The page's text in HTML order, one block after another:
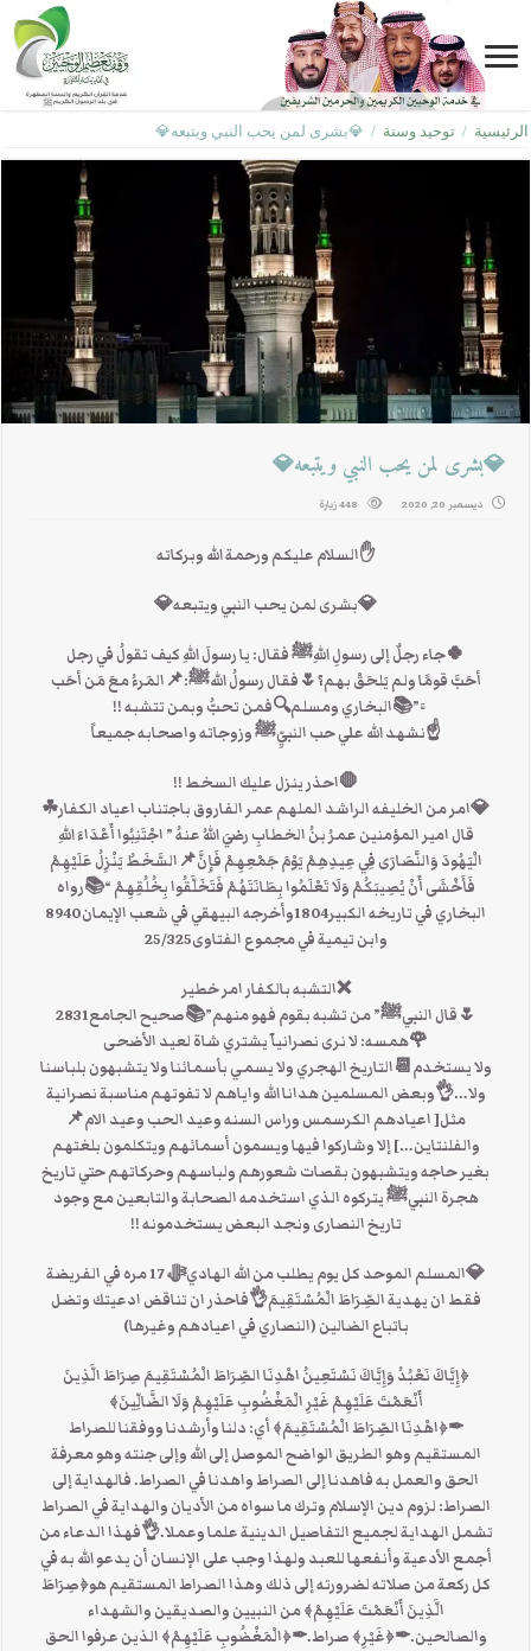
الرئيسية / توحيد وسنة / 💎بشرى لمن يحب النبي ويتبعه💎
💎بشرى لمن يحب النبي ويتبعه💎
ديسمبر 20, 2020 448 زيارة
✋السلام عليكم ورحمة الله وبركاته
💎بشرى لمن يحب النبي ويتبعه💎
🍀جاء رجلٌ إلى رسولِ اللهِﷺ فقال: يا رسولَ اللهِ كيف تقولُ في رجل
أحَبَّ قومًا ولم يَلحَقْ بهم؟🌷فقال رسولُ اللهﷺ:📌المَرءُ معَ مَن أحَب
َّ”📚البخاري ومسلم🔍فمن تحبُّ وبمن تتشبه !!
☝نشهد الله علي حب النبيِّﷺ وزوجاته واصحابه جميعاً
🛑احذر ينزل عليك السخط !!
💎امر من الخليفه الراشد الملهم عمر الفاروق باجتناب اعياد الكفار☘
قال امير المؤمنين عمرُ بنُ الخطابِ رضيَ اللهُ عنهُ ” اجْتَنِبُوا أَعْدَاءَ اللهِ
الْيَهُودَ وَالنَّصَارَى فِي عِيدِهِمْ يَوْمَ جَمْعِهِمْ فَإِنَّ📌السَّخَطُ يَنْزِلُ عَلَيْهِمْ
فَأَخْشَى أَنْ يُصِيبَكُمْ وَلَا تَعْلَمُوا بِطَانَتَهُمْ فَتَخَلَّقُوا بِخُلُقِهِمْ “📚رواه
البخاري في تاريخه الكبير1804وأخرجه البيهقي في شعب الإيمان8940
وابن تيمية في مجموع الفتاوى25/325
❌التشبه بالكفار امر خطير
🌷قال النبيﷺ” من تشبه بقوم فهو منهم”📚صحيح الجامع2831
🌹همسه: لا نرى نصرانيآ يشتري شاة لعيد الأضحى
ولا يستخدم📆التاريخ الهجري ولا يسمي بأسمائنا ولا يتشبهون بلباسنا
ولا…👌وبعض المسلمين هدانا الله واياهم لا تفوتهم مناسبة نصرانية
مثل[ اعيادهم الكرسمس وراس السنه وعيد الحب وعيد الام📌
والفلنتاين…] إلا وشاركوا فيها ويسمون أسمائهم ويتكلمون بلغتهم
بغير حاجه ويتشبهون بقصات شعورهم ولباسهم وحركاتهم حتي تاريخ
هجرة النبيﷺ يتركوه الذي استخدمه الصحابة والتابعين مع وجود
تاريخ النصارى ونجد البعض يستخدمونه !!
💎المسلم الموحد كل يوم يطلب من الله الهاديﷻ 17 مره في الفريضة
فقط ان يهدية الصِّرَاطَ الْمُسْتَقِيمَ👌فاحذر ان تناقض ادعيتك وتضل
باتباع الضالين (النصاري في اعيادهم وغيرها)
﴿إِيَّاكَ نَعْبُدُ وَإِيَّاكَ نَسْتَعِينُ اهْدِنَا الصِّرَاطَ الْمُسْتَقِيمَ صِرَاطَ الَّذِينَ
أَنْعَمْتَ عَلَيْهِمْ غَيْرِ الْمَغْضُوبِ عَلَيْهِمْ وَلَا الضَّالِّينَ﴾
✒﴿اهْدِنَا الصِّرَاطَ الْمُسْتَقِيمَ﴾ أي: دلنا وأرشدنا ووفقنا للصراط
المستقيم وهو الطريق الواضح الموصل إلى الله وإلى جنته وهو معرفة
الحق والعمل به فاهدنا إلى الصراط واهدنا في الصراط. فالهداية إلى
الصراط: لزوم دين الإسلام وترك ما سواه من الأديان والهداية في الصراط
تشمل الهداية لجميع التفاصيل الدينية علما وعملا.👌فهذا الدعاء من
أجمع الأدعية وأنفعها للعبد ولهذا وجب على الإنسان أن يدعو الله به في
كل ركعة من صلاته لضرورته إلى ذلك وهذا الصراط المستقيم هو﴿صِرَاطَ
الَّذِينَ أَنْعَمْتَ عَلَيْهِمْ﴾ من النبيين والصديقين والشهداء
والصالحين.✒﴿غَيْرِ﴾ صراط.✒﴿الْمَغْضُوبِ عَلَيْهِمْ﴾ الذين عرفوا الحق